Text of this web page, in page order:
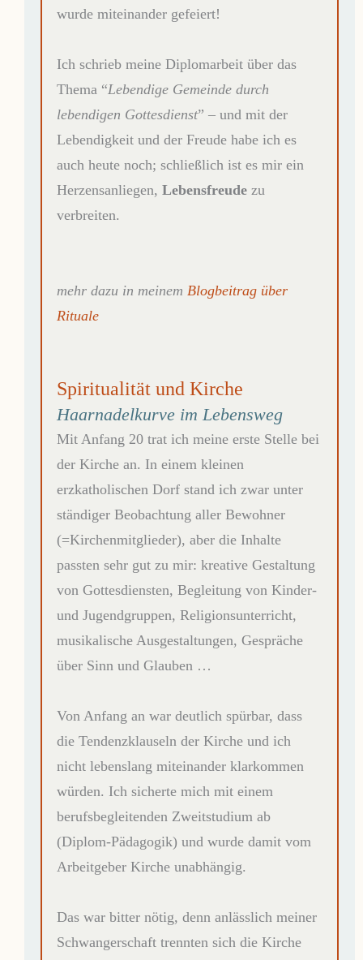
wurde miteinander gefeiert!
Ich schrieb meine Diplomarbeit über das
Thema “Lebendige Gemeinde durch
lebendigen Gottesdienst” – und mit der
Lebendigkeit und der Freude habe ich es
auch heute noch; schließlich ist es mir ein
Herzensanliegen,Lebensfreude zu
verbreiten.
mehr dazu in meinemBlogbeitrag über
Rituale
Spiritualität und Kirche
Haarnadelkurve im Lebensweg
Mit Anfang 20 trat ich meine erste Stelle bei
der Kirche an. In einem kleinen
erzkatholischen Dorf stand ich zwar unter
ständiger Beobachtung aller Bewohner
(=Kirchenmitglieder), aber die Inhalte
passten sehr gut zu mir: kreative Gestaltung
von Gottesdiensten, Begleitung von Kinder-
und Jugendgruppen, Religionsunterricht,
musikalische Ausgestaltungen, Gespräche
über Sinn und Glauben …
Von Anfang an war deutlich spürbar, dass
die Tendenzklauseln der Kirche und ich
nicht lebenslang miteinander klarkommen
würden. Ich sicherte mich mit einem
berufsbegleitenden Zweitstudium ab
(Diplom-Pädagogik) und wurde damit vom
Arbeitgeber Kirche unabhängig.
Das war bitter nötig, denn anlässlich meiner
Schwangerschaft trennten sich die Kirche